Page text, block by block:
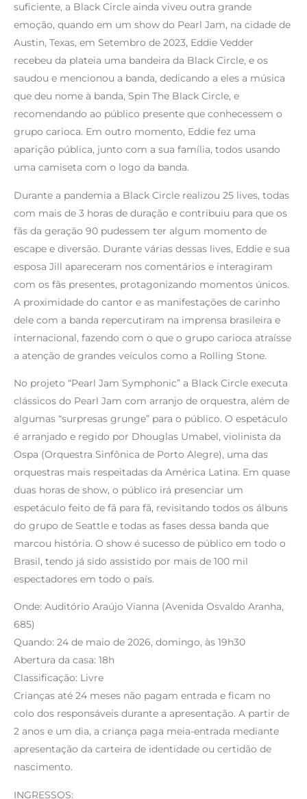
suficiente, a Black Circle ainda viveu outra grande
emoção, quando em um show do Pearl Jam, na cidade de
Austin, Texas, em Setembro de 2023, Eddie Vedder
recebeu da plateia uma bandeira da Black Circle, e os
saudou e mencionou a banda, dedicando a eles a música
que deu nome à banda, Spin The Black Circle, e
recomendando ao público presente que conhecessem o
grupo carioca. Em outro momento, Eddie fez uma
aparição pública, junto com a sua família, todos usando
uma camiseta com o logo da banda.
Durante a pandemia a Black Circle realizou 25 lives, todas
com mais de 3 horas de duração e contribuiu para que os
fãs da geração 90 pudessem ter algum momento de
escape e diversão. Durante várias dessas lives, Eddie e sua
esposa Jill apareceram nos comentários e interagiram
com os fãs presentes, protagonizando momentos únicos.
A proximidade do cantor e as manifestações de carinho
dele com a banda repercutiram na imprensa brasileira e
internacional, fazendo com o que o grupo carioca atraísse
a atenção de grandes veículos como a Rolling Stone.
No projeto “Pearl Jam Symphonic” a Black Circle executa
clássicos do Pearl Jam com arranjo de orquestra, além de
algumas “surpresas grunge” para o público. O espetáculo
é arranjado e regido por Dhouglas Umabel, violinista da
Ospa (Orquestra Sinfônica de Porto Alegre), uma das
orquestras mais respeitadas da América Latina. Em quase
duas horas de show, o público irá presenciar um
espetáculo feito de fã para fã, revisitando todos os álbuns
do grupo de Seattle e todas as fases dessa banda que
marcou história. O show é sucesso de público em todo o
Brasil, tendo já sido assistido por mais de 100 mil
espectadores em todo o país.
Onde: Auditório Araújo Vianna (Avenida Osvaldo Aranha,
685)
Quando: 24 de maio de 2026, domingo, às 19h30
Abertura da casa: 18h
Classificação: Livre
Crianças até 24 meses não pagam entrada e ficam no
colo dos responsáveis durante a apresentação. A partir de
2 anos e um dia, a criança paga meia-entrada mediante
apresentação da carteira de identidade ou certidão de
nascimento.
INGRESSOS: